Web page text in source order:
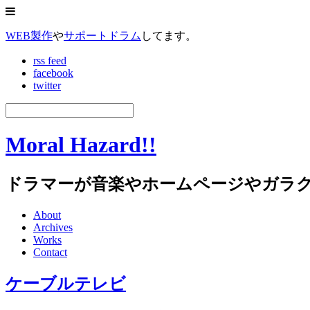
WEB製作やサポートドラム してます。
rss feed
facebook
twitter
Moral Hazard!!
ドラマーが音楽やホームページやガラ
About
Archives
Works
Contact
ケーブルテレビ